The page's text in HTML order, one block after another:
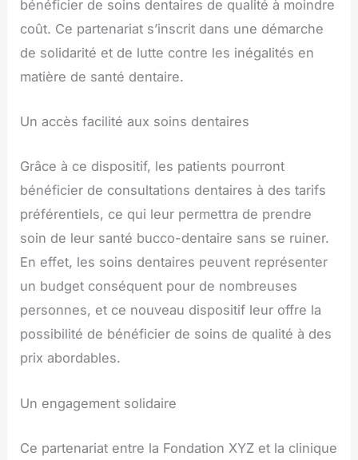
bénéficier de soins dentaires de qualité à moindre
coût. Ce partenariat s’inscrit dans une démarche
de solidarité et de lutte contre les inégalités en
matière de santé dentaire.
Un accès facilité aux soins dentaires
Grâce à ce dispositif, les patients pourront
bénéficier de consultations dentaires à des tarifs
préférentiels, ce qui leur permettra de prendre
soin de leur santé bucco-dentaire sans se ruiner.
En effet, les soins dentaires peuvent représenter
un budget conséquent pour de nombreuses
personnes, et ce nouveau dispositif leur offre la
possibilité de bénéficier de soins de qualité à des
prix abordables.
Un engagement solidaire
Ce partenariat entre la Fondation XYZ et la clinique